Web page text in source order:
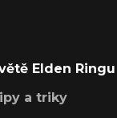
Elden Ringu
a triky